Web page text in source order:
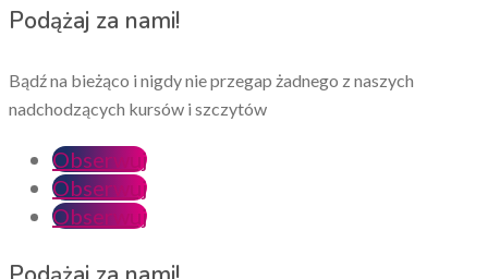
Podążaj za nami!
Bądź na bieżąco i nigdy nie przegap żadnego z naszych
nadchodzących kursów i szczytów
Obserwuj
Obserwuj
Obserwuj